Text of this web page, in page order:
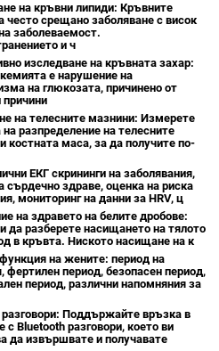
на кръвни липиди: Кръвните
често срещано заболяване с висок
заболеваемост.
и ч
изследване на кръвната захар:
е нарушение на
на глюкозата, причинено от
причини
на телесните мазнини: Измерете
на разпределение на телесните
костната маса, за да получите по-
ЕКГ скрининги на заболявания,
сърдечно здраве, оценка на риска
мониторинг на данни за HRV, ц
на здравето на белите дробове:
да разберете насищането на тялото
в кръвта. Ниското насищане на к
на жените: период на
фертилен период, безопасен период,
период, различни напомняния за
разговори: Поддържайте връзка в
с Bluetooth разговори, което ви
да извършвате и получавате